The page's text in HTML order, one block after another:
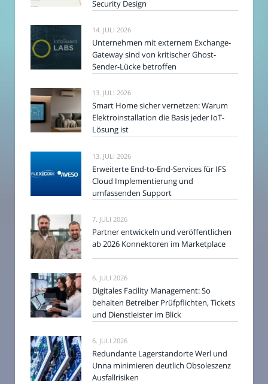
Security Design
14. JULI 2026
Unternehmen mit externem Exchange-
Gateway sind von kritischer Ghost-
Sender-Lücke betroffen
13. JULI 2026
Smart Home sicher vernetzen: Warum
Elektroinstallation die Basis jeder IoT-
Lösung ist
13. JULI 2026
Erweiterte End-to-End-Services für IFS
Cloud Implementierung und
umfassenden Support
7. JULI 2026
Partner entwickeln und veröffentlichen
ab 2026 Konnektoren im Marketplace
6. JULI 2026
Digitales Facility Management: So
behalten Betreiber Prüfpflichten, Tickets
und Dienstleister im Blick
6. JULI 2026
Redundante Lagerstandorte Werl und
Unna minimieren deutlich Obsoleszenz
Ausfallrisiken